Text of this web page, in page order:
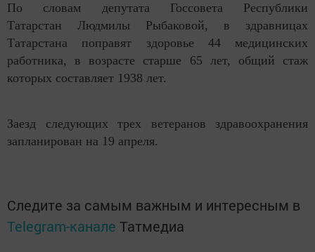
По словам депутата Госсовета Республики
Татарстан Людмилы Рыбаковой, в здравницах
Татарстана поправят здоровье 44 медицинских
работника, в возрасте старше 65 лет, общий стаж
которых составляет 1938 лет.
Заезд следующих трех ветеранов здравоохранения
запланирован на 19 апреля.
Следите за самым важным и интересным в
Telegram-канале Татмедиа